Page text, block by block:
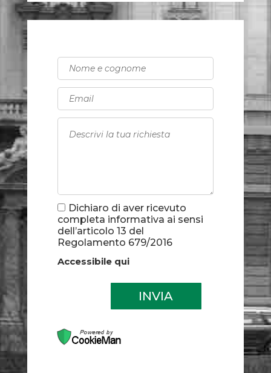
Dichiaro di aver ricevuto
completa informativa ai sensi
dell’articolo 13 del
Regolamento 679/2016
Accessibile qui
INVIA